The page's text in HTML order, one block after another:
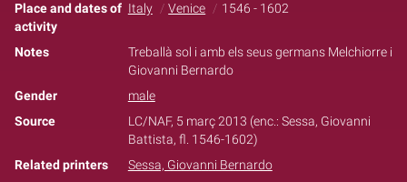
Place and dates of
activity
Italy Venice 1546 - 1602
Notes
Treballà sol i amb els seus germans Melchiorre i
Giovanni Bernardo
Gender
male
Source
LC/NAF, 5 març 2013 (enc.: Sessa, Giovanni
Battista, fl. 1546-1602)
Related printers
Sessa, Giovanni Bernardo